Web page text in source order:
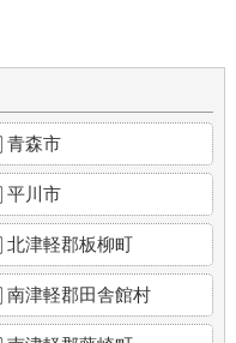
青森市
平川市
北津軽郡板柳町
南津軽郡田舎館村